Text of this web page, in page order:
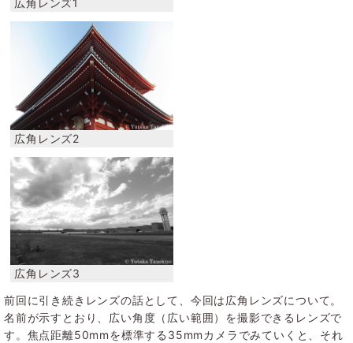
前回に引き続きレンズの話として、今回は広角レンズについて。
名前が示すとおり、広い角度（広い範囲）を撮影できるレンズで
す。焦点距離50mmを標準する35mmカメラでみていくと、それ